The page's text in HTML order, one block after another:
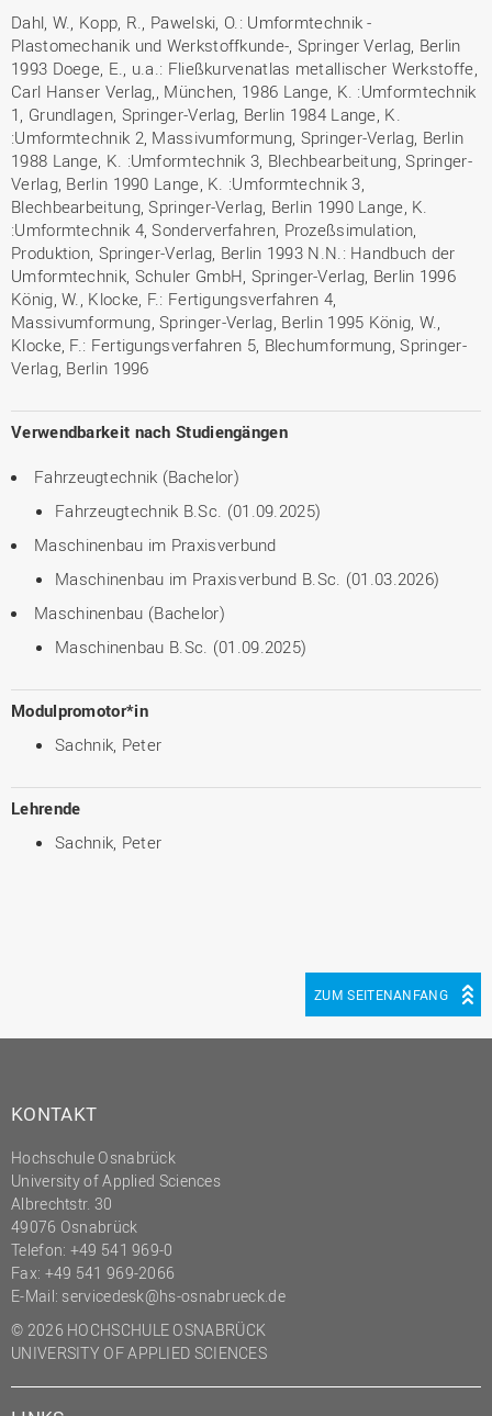
Dahl, W., Kopp, R., Pawelski, O.: Umformtechnik -
Plastomechanik und Werkstoffkunde-, Springer Verlag, Berlin
1993 Doege, E., u.a.: Fließkurvenatlas metallischer Werkstoffe,
Carl Hanser Verlag,, München, 1986 Lange, K. :Umformtechnik
1, Grundlagen, Springer-Verlag, Berlin 1984 Lange, K.
:Umformtechnik 2, Massivumformung, Springer-Verlag, Berlin
1988 Lange, K. :Umformtechnik 3, Blechbearbeitung, Springer-
Verlag, Berlin 1990 Lange, K. :Umformtechnik 3,
Blechbearbeitung, Springer-Verlag, Berlin 1990 Lange, K.
:Umformtechnik 4, Sonderverfahren, Prozeßsimulation,
Produktion, Springer-Verlag, Berlin 1993 N.N.: Handbuch der
Umformtechnik, Schuler GmbH, Springer-Verlag, Berlin 1996
König, W., Klocke, F.: Fertigungsverfahren 4,
Massivumformung, Springer-Verlag, Berlin 1995 König, W.,
Klocke, F.: Fertigungsverfahren 5, Blechumformung, Springer-
Verlag, Berlin 1996
Verwendbarkeit nach Studiengängen
Fahrzeugtechnik (Bachelor)
Fahrzeugtechnik B.Sc. (01.09.2025)
Maschinenbau im Praxisverbund
Maschinenbau im Praxisverbund B.Sc. (01.03.2026)
Maschinenbau (Bachelor)
Maschinenbau B.Sc. (01.09.2025)
Modulpromotor*in
Sachnik, Peter
Lehrende
Sachnik, Peter
ZUM SEITENANFANG
KONTAKT
Hochschule Osnabrück
University of Applied Sciences
Albrechtstr. 30
49076 Osnabrück
Telefon: +49 541 969-0
Fax: +49 541 969-2066
E-Mail: servicedesk@hs-osnabrueck.de
© 2026 HOCHSCHULE OSNABRÜCK
UNIVERSITY OF APPLIED SCIENCES